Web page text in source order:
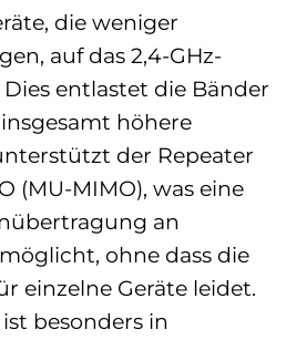
die weniger
auf das 2,4-GHz-
entlastet die Bänder
höhere
der Repeater
(MU-MIMO), was eine
an
ohne dass die
einzelne Geräte leidet.
besonders in